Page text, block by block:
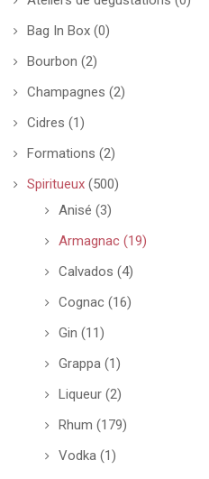
Bag In Box (0)
Bourbon (2)
Champagnes (2)
Cidres (1)
Formations (2)
Spiritueux (500)
Anisé (3)
Armagnac (19)
Calvados (4)
Cognac (16)
Gin (11)
Grappa (1)
Liqueur (2)
Rhum (179)
Vodka (1)